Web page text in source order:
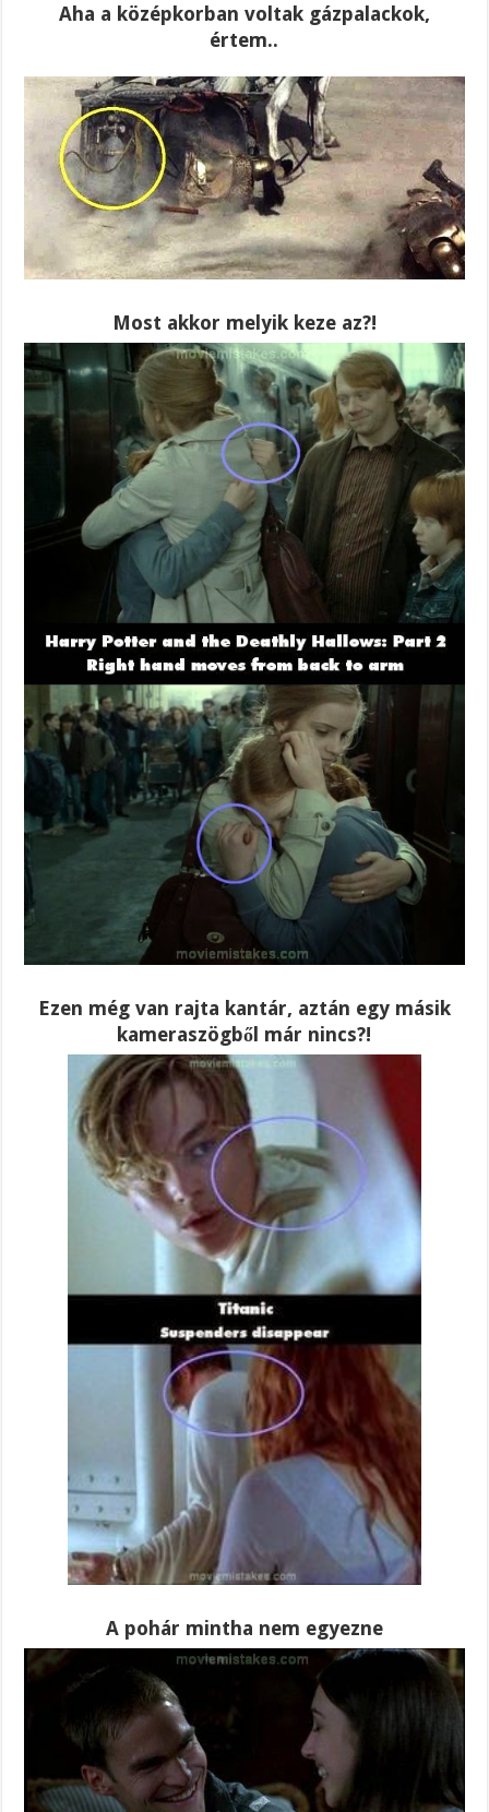
Aha a középkorban voltak gázpalackok,
értem..
Most akkor melyik keze az?!
Ezen még van rajta kantár, aztán egy másik
kameraszögből már nincs?!
A pohár mintha nem egyezne